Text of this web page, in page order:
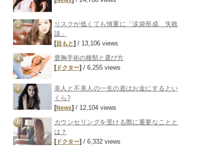
リスクが低くても慎重に「涙袋形成 失敗
談」
[目もと]/ 13,106 views
豊胸手術の種類と選び方
[ドクター]/ 6,255 views
美人と不美人の一生の差はお金にするとい
くら?
[News] / 12,104 views
カウンセリングを受ける際に重要なことと
は？
[ドクター] / 6,332 views